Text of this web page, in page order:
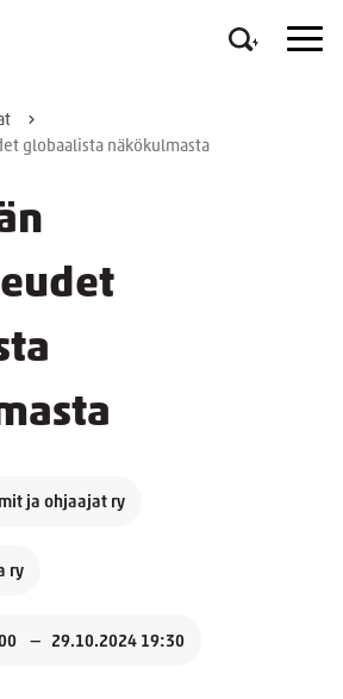
globaalista näkökulmasta
ja ohjaajat ry
ry
29.10.2024 19:30